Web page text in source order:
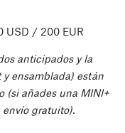
USD / 200 EUR
anticipados y la
ensamblada) están
(si añades una MINI+
envío gratuito).